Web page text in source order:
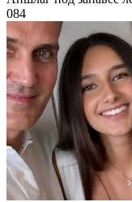
084